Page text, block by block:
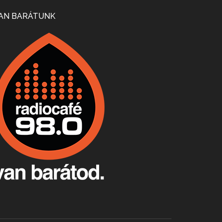
Apr 24, 2026 • 00:38:10
Villány, kékfrankos, Jackfall
Apr 17, 2026 • 00:35:38
Apr 9, 2026 • 00:37:17
BARÁTUNK